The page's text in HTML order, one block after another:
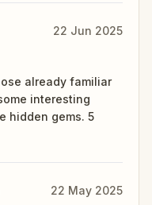
22 Jun 2025
already familiar
interesting
hidden gems. 5
22 May 2025